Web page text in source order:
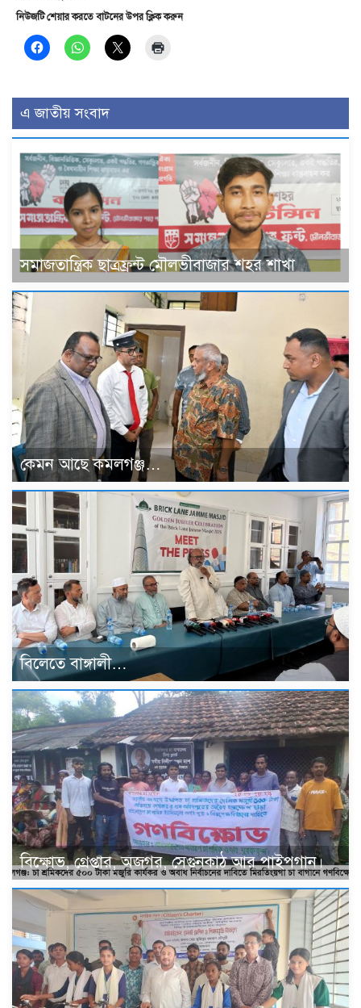
নিউজটি শেয়ার করতে বাটনের উপর ক্লিক করুন
এ জাতীয় সংবাদ
সমাজতান্ত্রিক ছাত্রফ্রন্ট মৌলভীবাজার শহর শাখা
কেমন আছে কমলগঞ্জ…
বিলেতে বাঙ্গালী…
বিক্ষোভ, গ্রেপ্তার, অজগর, সেগুনকাঠ আর পাইপগান।